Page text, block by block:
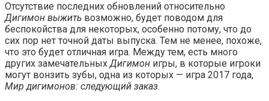
Отсутствие последних обновлений относительно
Дигимон выжить возможно, будет поводом для
беспокойства для некоторых, особенно потому, что до
сих пор нет точной даты выпуска. Тем не менее, похоже,
что это будет отличная игра. Между тем, есть много
других замечательныхДигимон игры, в которые игроки
могут вонзить зубы, одна из которых — игра 2017 года,
Мир дигимонов: следующий заказ.